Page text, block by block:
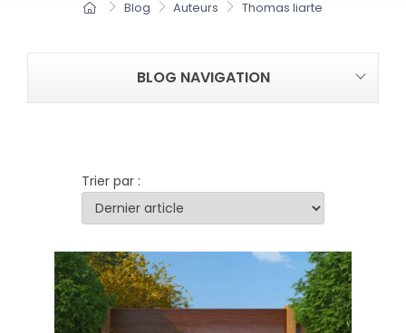
Blog Auteurs Thomas liarte
BLOG NAVIGATION
Trier par :